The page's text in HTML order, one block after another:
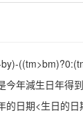
今年減生日年得
的日期<生日的日